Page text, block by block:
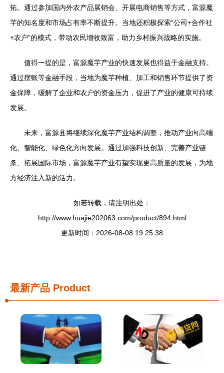
拓。通过参加国内外农产品展销会、开展电商销售等方式，富源魔
芋的知名度和市场占有率不断提升。当地还积极探索“公司+合作社
+农户”的模式，带动农民增收致富，助力乡村振兴战略的实施。
值得一提的是，富源魔芋产业的快速发展也得益于金融支持。
通过摆账等金融手段，当地为魔芋种植、加工和销售环节提供了资
金保障，缓解了企业和农户的资金压力，促进了产业的健康可持续
发展。
未来，富源县将继续深化魔芋产业结构调整，推动产业向高端
化、智能化、绿色化方向发展。通过加强科技创新、完善产业链
条、拓展国际市场，富源魔芋产业有望实现更高质量的发展，为地
方经济注入新的活力。
如若转载，请注明出处：
http://www.huajie202063.com/product/894.html
更新时间：2026-08-08 19:25:38
最新产品 Product